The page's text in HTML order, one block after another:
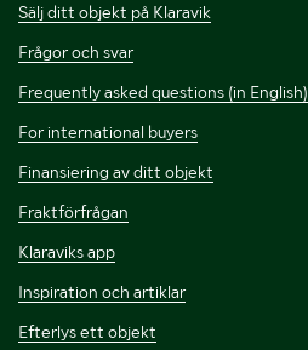
Sälj ditt objekt på Klaravik
Frågor och svar
Frequently asked questions (in English)
For international buyers
Finansiering av ditt objekt
Fraktförfrågan
Klaraviks app
Inspiration och artiklar
Efterlys ett objekt